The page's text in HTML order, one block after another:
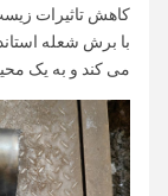
کاهش تاثیرات
با برش شعله
می کند و به یک